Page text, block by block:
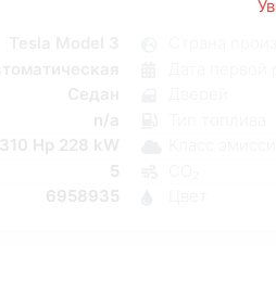
310 Hp 228 kW
5
6958935